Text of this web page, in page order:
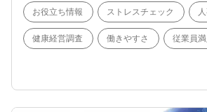
お役立ち情報 ストレスチェック
健康経営調査 働きやすさ 従業員